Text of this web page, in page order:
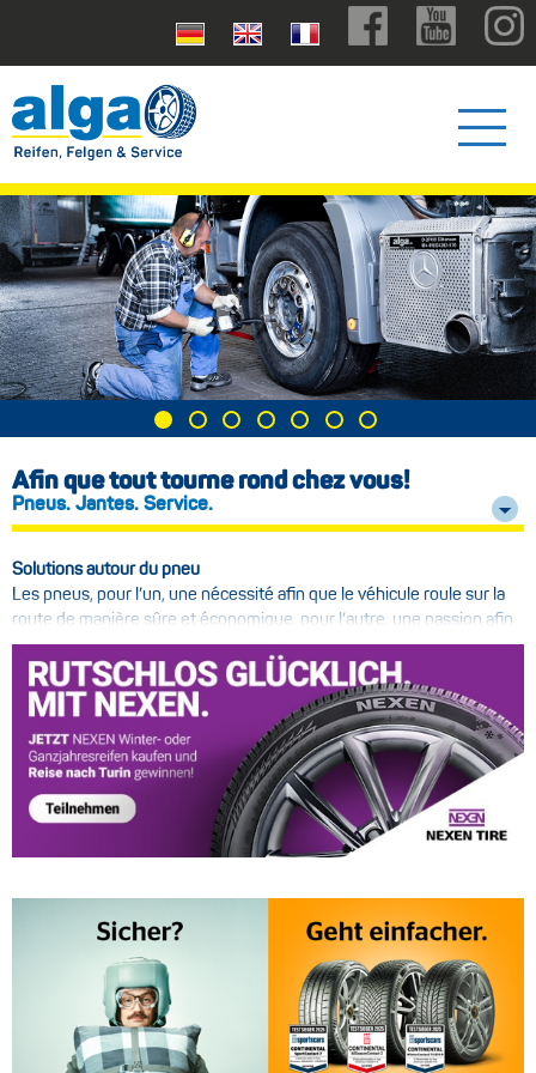
Afin que tout tourne rond chez vous!
Pneus. Jantes. Service.
Solutions autour du pneu
Les pneus, pour l’un, une nécessité afin que le véhicule roule sur la
route de manière sûre et économique, pour l’autre, une passion afin
de pouvoir exploiter pleinement le potentiel du véhicule. Quel que
soit le groupe auquel vous appartenez : nous nous engageons avec
compétence et passion à trouver la meilleure solution pour vous et
vos exigences. Depuis plus de 50 ans, nous vous conseillons dans les
domaines suivants : pneus pour camions, pneus pour voitures, pneus
pour tracteurs agricoles, pneus pour engins de chantier et pneus
pour véhicules industriels.
Capacité de livraison maximale
Nous vous proposons une livraison immédiate pour la plupart des
Si un pneu ou une jante n’est pas disponible en stock, nous vous le
procurons dans les plus brefs délais : pneus neufs et jantes.
Un service complet
Nous réparons votre pneu défectueux si cela s’avère
économiquement plus intéressant que de le remplacer par un pneu